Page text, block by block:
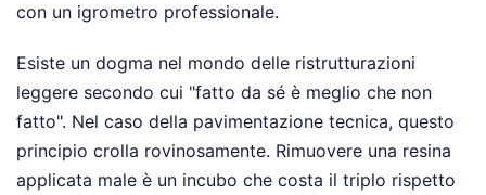
con un igrometro professionale.
Esiste un dogma nel mondo delle ristrutturazioni
leggere secondo cui "fatto da sé è meglio che non
fatto". Nel caso della pavimentazione tecnica, questo
principio crolla rovinosamente. Rimuovere una resina
applicata male è un incubo che costa il triplo rispetto